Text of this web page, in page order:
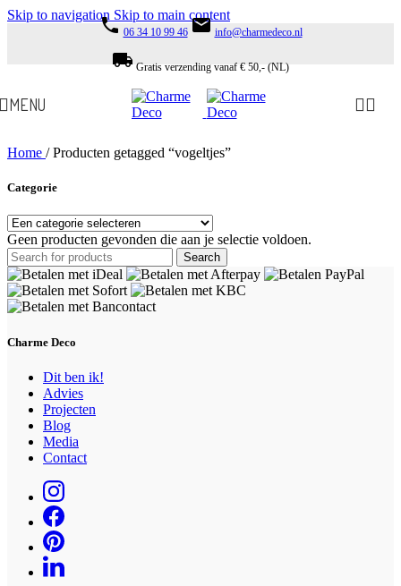
Skip to navigation Skip to main content
phone 06 34 10 99 46 email info@charmedeco.nl
local_shipping Gratis verzending vanaf € 50,- (NL)
MENU
Home / Producten getagged “vogeltjes”
Categorie
Geen producten gevonden die aan je selectie voldoen.
Search
Charme Deco
Dit ben ik!
Advies
Projecten
Blog
Media
Contact